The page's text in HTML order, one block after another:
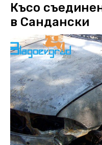
Късо
в Сандански